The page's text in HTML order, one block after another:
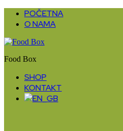
POČETNA
O NAMA
Food Box
SHOP
KONTAKT